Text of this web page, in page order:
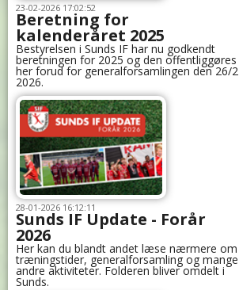
23-02-2026 17:02:52
Beretning for
kalenderåret 2025
Bestyrelsen i Sunds IF har nu godkendt
beretningen for 2025 og den offentliggøres
her forud for generalforsamlingen den 26/2
2026.
28-01-2026 16:12:11
Sunds IF Update - Forår
2026
Her kan du blandt andet læse nærmere om
træningstider, generalforsamling og mange
andre aktiviteter. Folderen bliver omdelt i
Sunds.